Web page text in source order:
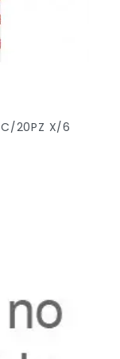
C/20PZ X/6